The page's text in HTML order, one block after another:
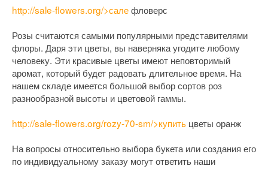
http://sale-flowers.org/>салефловерс
Розы считаются самыми популярными представителями
флоры. Даря эти цветы, вы наверняка угодите любому
человеку. Эти красивые цветы имеют неповторимый
аромат, который будет радовать длительное время. На
нашем складе имеется большой выбор сортов роз
разнообразной высоты и цветовой гаммы.
http://sale-flowers.org/rozy-70-sm/>купить цветы оранж
На вопросы относительно выбора букета или создания его
по индивидуальному заказу могут ответить наши